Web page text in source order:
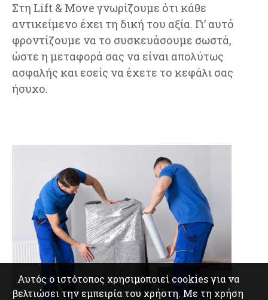
Στη Lift & Move γνωρίζουμε ότι κάθε
αντικείμενο έχει τη δική του αξία. Γι’ αυτό
φροντίζουμε να το συσκευάσουμε σωστά,
ώστε η μεταφορά σας να είναι απολύτως
ασφαλής και εσείς να έχετε το κεφάλι σας
ήσυχο.
Αυτός ο ιστότοπος χρησιμοποιεί cookies για να
βελτιώσει την εμπειρία του χρήστη. Με τη χρήση